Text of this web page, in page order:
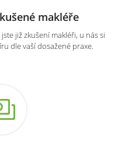
makléře
již zkušení makléři, u nás si
dle vaší dosažené praxe.